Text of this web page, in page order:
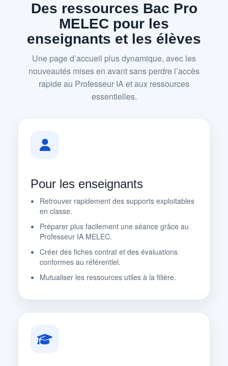
Des ressources Bac Pro
MELEC pour les
enseignants et les élèves
Une page d’accueil plus dynamique, avec les
nouveautés mises en avant sans perdre l’accès
rapide au Professeur IA et aux ressources
essentielles.
Pour les enseignants
Retrouver rapidement des supports exploitables
en classe.
Préparer plus facilement une séance grâce au
Professeur IA MELEC.
Créer des fiches contrat et des évaluations
conformes au référentiel.
Mutualiser les ressources utiles à la filière.